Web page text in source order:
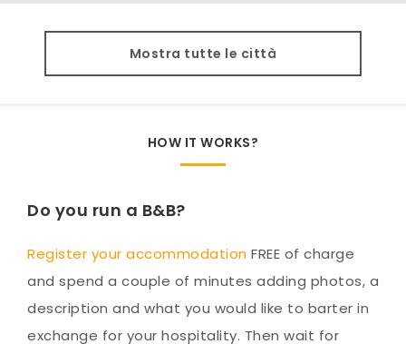
Mostra tutte le città
HOW IT WORKS?
Do you run a B&B?
Register your accommodation FREE of charge
and spend a couple of minutes adding photos, a
description and what you would like to barter in
exchange for your hospitality. Then wait for